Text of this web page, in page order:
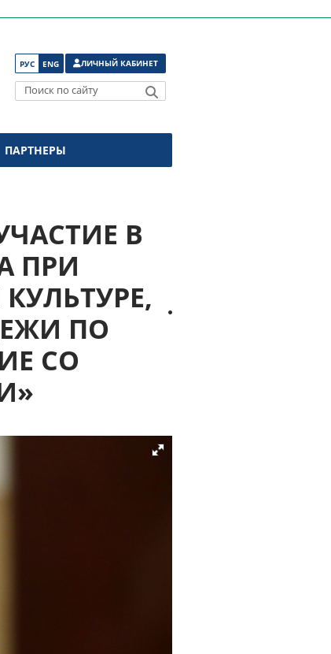
РУС ENG ЛИЧНЫЙ КАБИНЕТ
Поиск по сайту
ПАРТНЕРЫ
В
ПРИ
ПО
СО